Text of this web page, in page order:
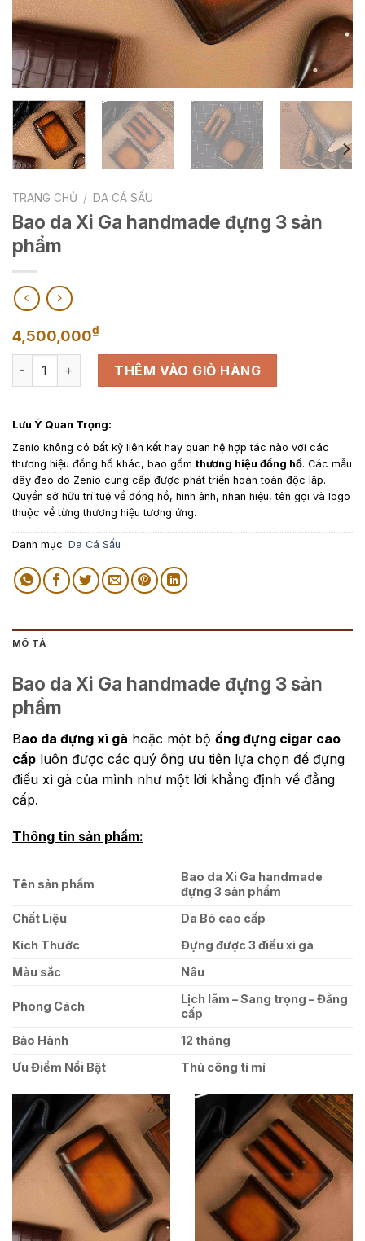
TRANG CHỦ / DA CÁ SẤU
Bao da Xi Ga handmade đựng 3 sản
phẩm
4,500,000₫
Bao da Xi Ga handmade đựng 3 sản phẩm số lượng
THÊM VÀO GIỎ HÀNG
Lưu Ý Quan Trọng:
Zenio không có bất kỳ liên kết hay quan hệ hợp tác nào với các
thương hiệu đồng hồ khác, bao gồm thương hiệu đồng hồ. Các mẫu
dây đeo do Zenio cung cấp được phát triển hoàn toàn độc lập.
Quyền sở hữu trí tuệ về đồng hồ, hình ảnh, nhãn hiệu, tên gọi và logo
thuộc về từng thương hiệu tương ứng.
Danh mục: Da Cá Sấu
MÔ TẢ
Bao da Xi Ga handmade đựng 3 sản
phẩm
Bao da đựng xì gà hoặc một bộ ống đựng cigar cao
cấp luôn được các quý ông ưu tiên lựa chọn để đựng
điếu xì gà của mình như một lời khẳng định về đẳng
cấp.
Thông tin sản phẩm:
Tên sản phẩm
Bao da Xi Ga handmade
đựng 3 sản phẩm
Chất Liệu
Da Bò cao cấp
Kích Thước
Đựng được 3 điếu xì gà
Màu sắc
Nâu
Phong Cách
Lịch lãm – Sang trọng – Đẳng
cấp
Bảo Hành
12 tháng
Ưu Điểm Nổi Bật
Thủ công tỉ mỉ